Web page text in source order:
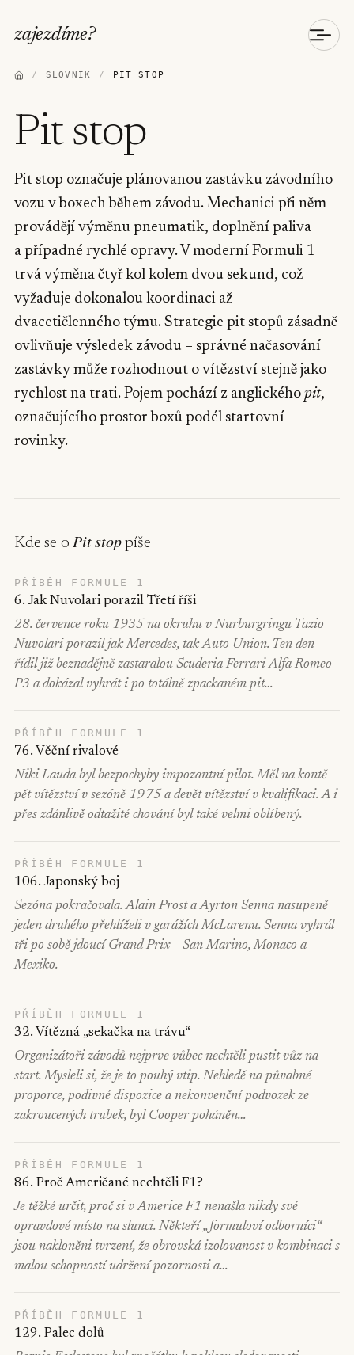
zajezdíme?
/ SLOVNÍK / PIT STOP
Pit stop
Pit stop označuje plánovanou zastávku závodního
vozu v boxech během závodu. Mechanici při něm
provádějí výměnu pneumatik, doplnění paliva
a případné rychlé opravy. V moderní Formuli 1
trvá výměna čtyř kol kolem dvou sekund, což
vyžaduje dokonalou koordinaci až
dvacetičlenného týmu. Strategie pit stopů zásadně
ovlivňuje výsledek závodu – správné načasování
zastávky může rozhodnout o vítězství stejně jako
rychlost na trati. Pojem pochází z anglického pit,
označujícího prostor boxů podél startovní
rovinky.
Kde se oPit stoppíše
PŘÍBĚH FORMULE 1
6. Jak Nuvolari porazil Třetí říši
28. července roku 1935 na okruhu v Nurburgringu Tazio
Nuvolari porazil jak Mercedes, tak Auto Union. Ten den
řídil již beznadějně zastaralou Scuderia Ferrari Alfa Romeo
P3 a dokázal vyhrát i po totálně zpackaném pit…
PŘÍBĚH FORMULE 1
76. Věční rivalové
Niki Lauda byl bezpochyby impozantní pilot. Měl na kontě
pět vítězství v sezóně 1975 a devět vítězství v kvalifikaci. A i
přes zdánlivě odtažité chování byl také velmi oblíbený.
PŘÍBĚH FORMULE 1
106. Japonský boj
Sezóna pokračovala. Alain Prost a Ayrton Senna nasupeně
jeden druhého přehlíželi v garážích McLarenu. Senna vyhrál
tři po sobě jdoucí Grand Prix – San Marino, Monaco a
Mexiko.
PŘÍBĚH FORMULE 1
32. Vítězná „sekačka na trávu“
Organizátoři závodů nejprve vůbec nechtěli pustit vůz na
start. Mysleli si, že je to pouhý vtip. Nehledě na půvabné
proporce, podivné dispozice a nekonvenční podvozek ze
zakroucených trubek, byl Cooper poháněn…
PŘÍBĚH FORMULE 1
86. Proč Američané nechtěli F1?
Je těžké určit, proč si v Americe F1 nenašla nikdy své
opravdové místo na slunci. Někteří „formuloví odborníci“
jsou nakloněni tvrzení, že obrovská izolovanost v kombinaci s
malou schopností udržení pozornosti a…
PŘÍBĚH FORMULE 1
129. Palec dolů